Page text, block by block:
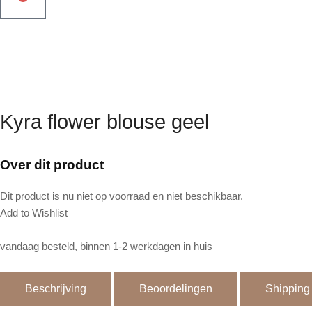
Kyra flower blouse geel
Over dit product
Dit product is nu niet op voorraad en niet beschikbaar.
Add to Wishlist
vandaag besteld, binnen 1-2 werkdagen in huis
Beschrijving Beoordelingen